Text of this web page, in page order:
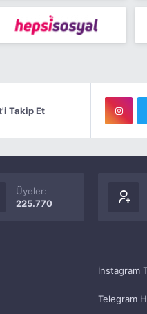
Takip Et
Üyeler:
225.770
İnstagram
Telegram